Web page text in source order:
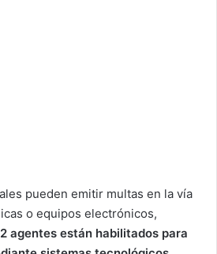
pueden emitir multas en la vía
o equipos electrónicos,
agentes están habilitados para